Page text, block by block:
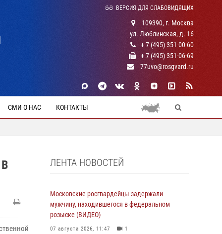
ВЕРСИЯ ДЛЯ СЛАБОВИДЯЩИХ
109390, г. Москва
ул. Люблинская, д. 16
+ 7 (495) 351-00-60
+ 7 (495) 351-06-69
77uvo@rosgvard.ru
СМИ О НАС КОНТАКТЫ
ЛЕНТА НОВОСТЕЙ
Московские росгвардейцы задержали
мужчину, находившегося в федеральном
розыске (ВИДЕО)
07 августа 2026, 11:47 1